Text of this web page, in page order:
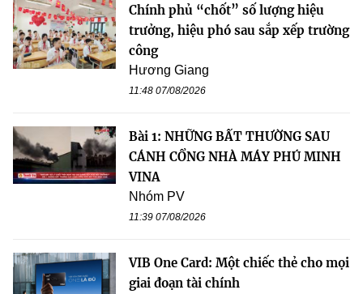
Chính phủ “chốt” số lượng hiệu
trưởng, hiệu phó sau sắp xếp trường
công
Hương Giang
11:48 07/08/2026
Bài 1: NHỮNG BẤT THƯỜNG SAU
CÁNH CỔNG NHÀ MÁY PHÚ MINH
VINA
Nhóm PV
11:39 07/08/2026
VIB One Card: Một chiếc thẻ cho mọi
giai đoạn tài chính